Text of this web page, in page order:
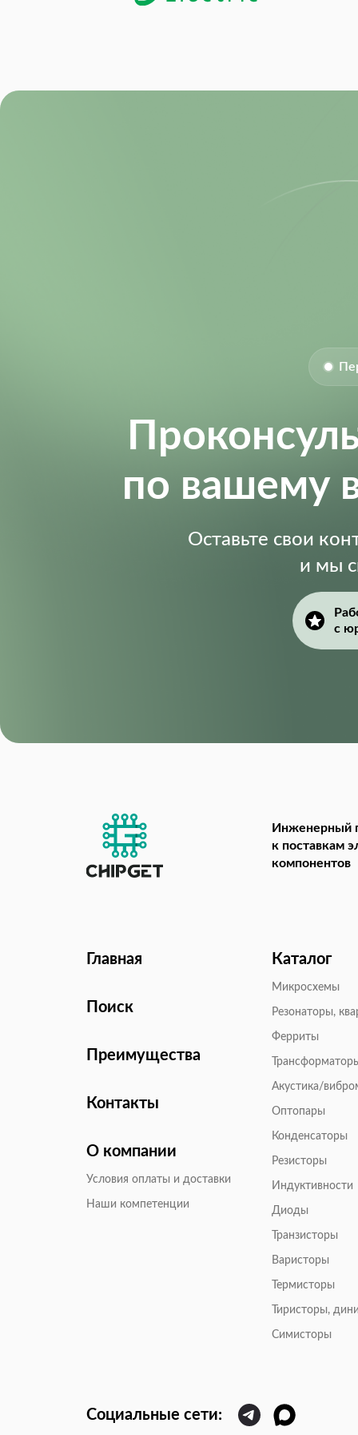
по вашему
Оставьте свои
и мы
с
Инженерный
к поставкам
компонентов
Главная
Поиск
Преимущества
Контакты
О компании
Условия оплаты и доставки
Наши компетенции
Каталог
Микросхемы
Резонаторы,
Ферриты
Акустика/
Оптопары
Конденсаторы
Резисторы
Индуктивности
Диоды
Транзисторы
Варисторы
Термисторы
Тиристоры,
Симисторы